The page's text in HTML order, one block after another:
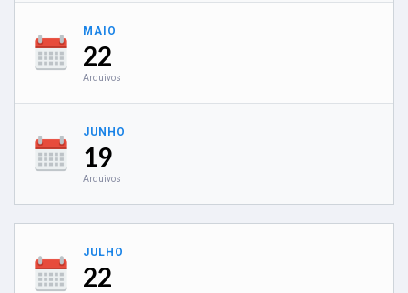
MAIO
22
Arquivos
JUNHO
19
Arquivos
JULHO
22